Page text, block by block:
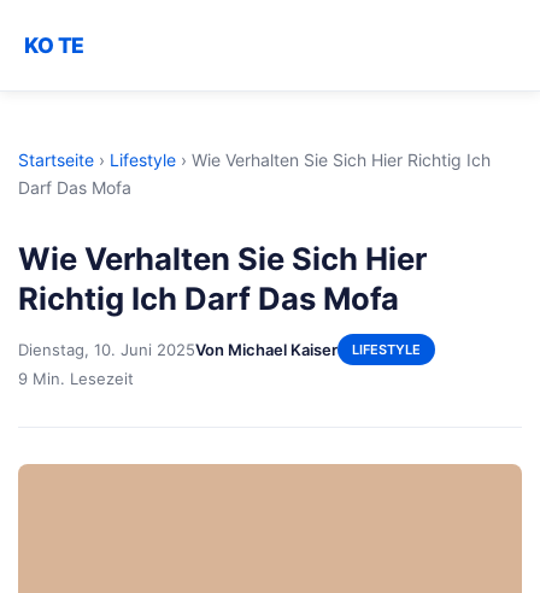
KO TE
Startseite › Lifestyle › Wie Verhalten Sie Sich Hier Richtig Ich
Darf Das Mofa
Wie Verhalten Sie Sich Hier
Richtig Ich Darf Das Mofa
Dienstag, 10. Juni 2025Von Michael Kaiser LIFESTYLE
9 Min. Lesezeit